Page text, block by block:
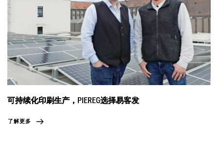
可持续化印刷生产，PIEREG选择易客发
了解更多